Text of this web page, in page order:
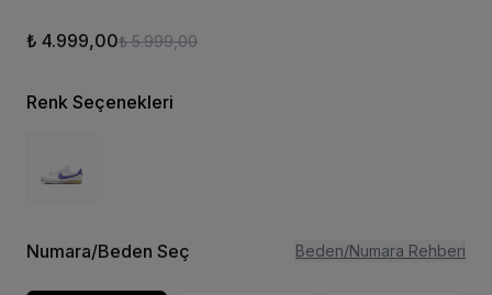
₺ 4.999,00₺ 5.999,00
Renk Seçenekleri
Numara/Beden Seç Beden/Numara Rehberi